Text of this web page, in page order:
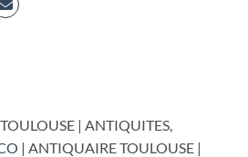
| ANTIQUITES,
| ANTIQUAIRE TOULOUSE |